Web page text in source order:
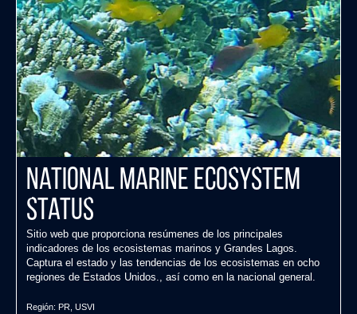
National Marine Ecosystem
Status
Sitio web que proporciona resúmenes de los principales
indicadores de los ecosistemas marinos y Grandes Lagos.
Captura el estado y las tendencias de los ecosistemas en ocho
regiones de Estados Unidos., así como en la nacional general.
Región: PR USVI